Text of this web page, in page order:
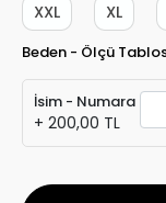
XL
XXL
Beden - Ölçü
İsim - Numara
+ 200,00 TL